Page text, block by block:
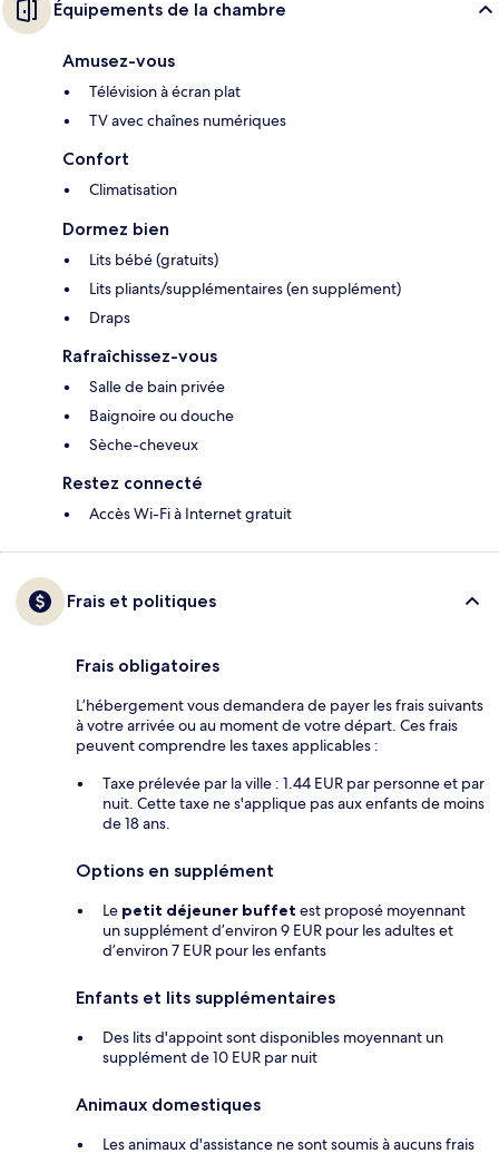
Équipements de la chambre
Amusez-vous
Télévision à écran plat
TV avec chaînes numériques
Confort
Climatisation
Dormez bien
Lits bébé (gratuits)
Lits pliants/supplémentaires (en supplément)
Draps
Rafraîchissez-vous
Salle de bain privée
Baignoire ou douche
Sèche-cheveux
Restez connecté
Accès Wi-Fi à Internet gratuit
Frais et politiques
Frais obligatoires
L’hébergement vous demandera de payer les frais suivants
à votre arrivée ou au moment de votre départ. Ces frais
peuvent comprendre les taxes applicables :
Taxe prélevée par la ville : 1.44 EUR par personne et par
nuit. Cette taxe ne s'applique pas aux enfants de moins
de 18 ans.
Options en supplément
Le petit déjeuner buffet est proposé moyennant
un supplément d’environ 9 EUR pour les adultes et
d’environ 7 EUR pour les enfants
Enfants et lits supplémentaires
Des lits d'appoint sont disponibles moyennant un
supplément de 10 EUR par nuit
Animaux domestiques
Les animaux d'assistance ne sont soumis à aucuns frais